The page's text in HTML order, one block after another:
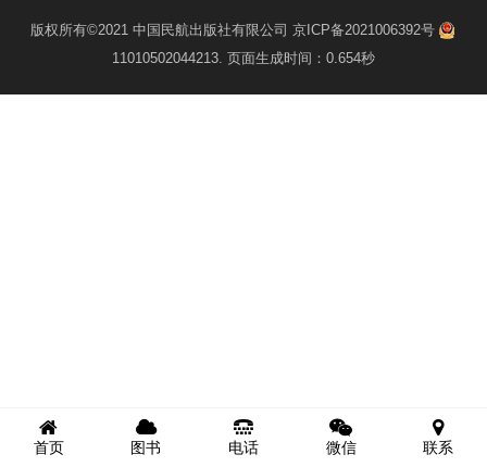
版权所有©2021 中国民航出版社有限公司 京ICP备2021006392号
11010502044213. 页面生成时间：0.654秒
首页 图书 电话 微信 联系